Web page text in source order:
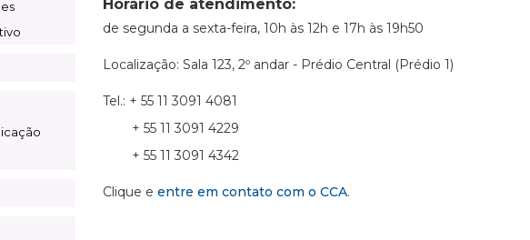
Horário de atendimento:
de segunda a sexta-feira, 10h às 12h e 17h às 19h50
Localização: Sala 123, 2º andar - Prédio Central (Prédio 1)
Tel.: + 55 11 3091 4081
+ 55 11 3091 4229
+ 55 11 3091 4342
Clique e entre em contato com o CCA.